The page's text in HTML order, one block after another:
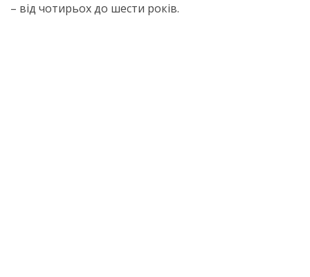
– від чотирьох до шести років.